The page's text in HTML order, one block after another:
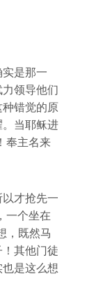
是那一
领导他们
错觉的原
当耶稣进
奉主名来
才抢先一
一个坐在
，既然马
其他门徒
是这么想